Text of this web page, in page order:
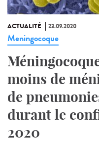
ACTUALITÉ 23.09.2020
Meningocoque
moins de
de
durant le
2020